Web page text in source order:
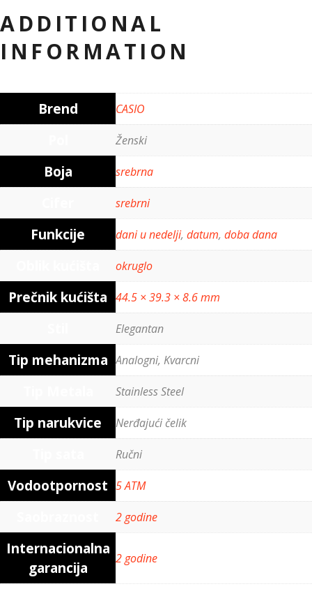
ADDITIONAL
INFORMATION
Brend CASIO
Ženski
Boja srebrna
srebrni
Funkcije dani u nedelji, datum, doba dana
okruglo
Prečnik kućišta 44.5 × 39.3 × 8.6 mm
Elegantan
Tip mehanizma Analogni, Kvarcni
Stainless Steel
Tip narukvice Nerđajući čelik
Ručni
Vodootpornost 5 ATM
2 godine
Internacionalna
garancija
2 godine